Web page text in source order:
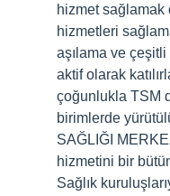
hizmet sağlamak
hizmetleri
aşılama ve
aktif olarak
çoğunlukla TSM
birimlerde
SAĞLIĞI
hizmetini bir
Sağlık